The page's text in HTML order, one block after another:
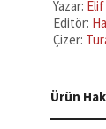
Değerler
Eğitimi
-
Yazar:
Editör:
Çizer:
Ürün